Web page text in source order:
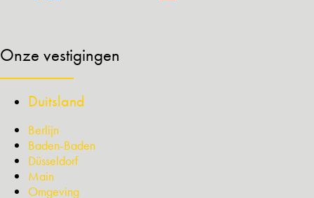
Onze vestigingen
Duitsland
Berlijn
Baden-Baden
Düsseldorf
Main
Omgeving